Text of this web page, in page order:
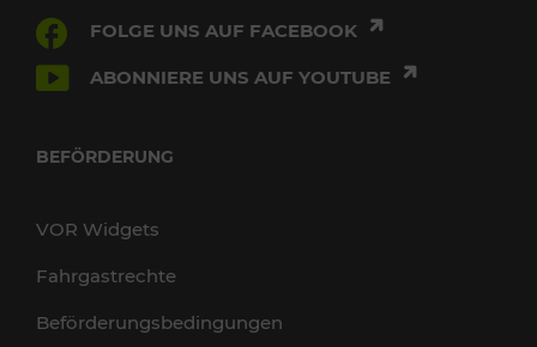
FOLGE UNS AUF FACEBOOK
ABONNIERE UNS AUF YOUTUBE
BEFÖRDERUNG
VOR Widgets
Fahrgastrechte
Beförderungsbedingungen